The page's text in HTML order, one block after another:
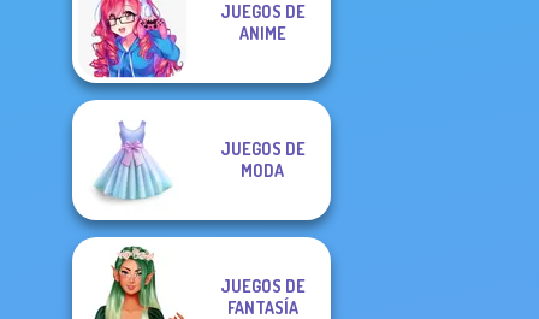
JUEGOS DE
ANIME
JUEGOS DE
MODA
JUEGOS DE
FANTASÍA